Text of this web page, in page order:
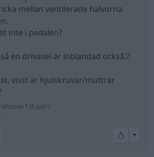
mellan ventilerade halvorna
inte i pedalen?
en drivaxel är inblandad också.?
visst är hjulskruvar/muttrar
Mossan1 (6 juni )
All